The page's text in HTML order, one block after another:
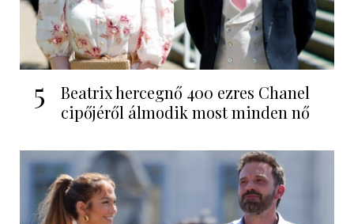
5
Beatrix hercegnő 400 ezres Chanel
cipőjéről álmodik most minden nő